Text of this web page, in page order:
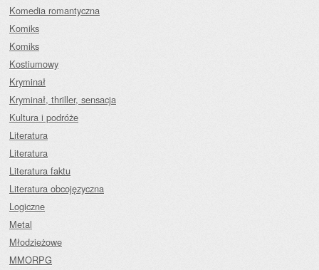
Komedia romantyczna
Komiks
Komiks
Kostiumowy
Kryminał
Kryminał, thriller, sensacja
Kultura i podróże
Literatura
Literatura
Literatura faktu
Literatura obcojęzyczna
Logiczne
Metal
Młodzieżowe
MMORPG